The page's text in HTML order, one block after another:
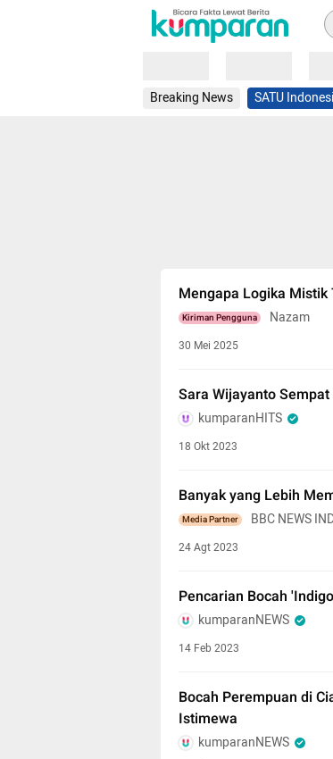
Breaking News SATU
Mengapa Logika
Kiriman Pengguna Nazam
30 Mei 2025
Sara Wijayanto
kumparanHITS
18 Okt 2023
Banyak yang Lebih
Media Partner BBC NEWS
24 Agt 2023
Pencarian Bocah
kumparanNEWS
14 Feb 2023
Bocah Perempuan di
Istimewa
kumparanNEWS